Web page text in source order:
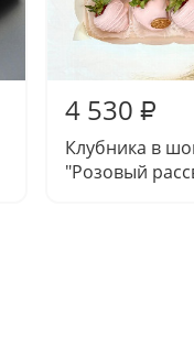
4 530 ₽
Клубника в
"Розовый